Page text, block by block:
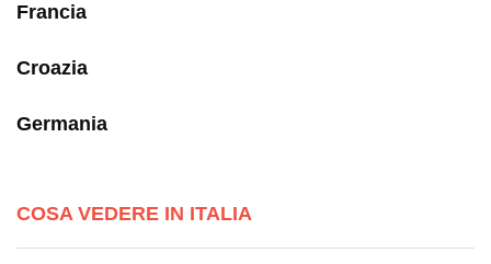
Francia
Croazia
Germania
COSA VEDERE IN ITALIA